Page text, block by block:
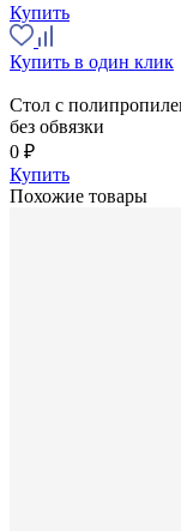
Купить
Купить в один клик
Стол с
без обвязки
0 ₽
Купить
Похожие товары